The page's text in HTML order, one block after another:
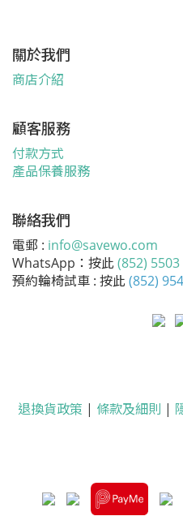
關於我們
商店介紹
顧客服務
付款方式
產品保養服務
聯絡我們
電郵 : info@savewo.com
WhatsApp：按此 (852)
預約輪椅試車 : 按此 (852)
退換貨政策 | 條款及細則 |